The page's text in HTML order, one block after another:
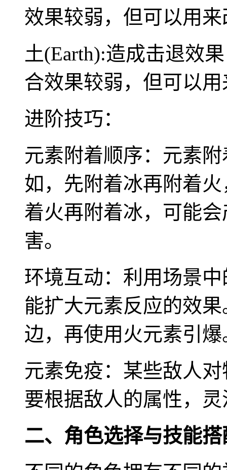
效果较弱，但可以用
土(Earth):造成击退效
合效果较弱，但可以
进阶技巧：
元素附着顺序：元素
如，先附着冰再附着
着火再附着冰，可能
害。
环境互动：利用场景
能扩大元素反应的效
边，再使用火元素引爆
元素免疫：某些敌人
要根据敌人的属性，
二、角色选择与技能搭